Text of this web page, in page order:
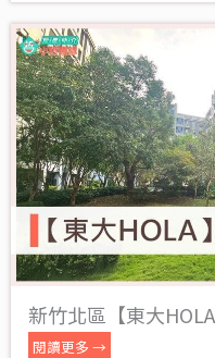
新竹北區【東大
閱讀更多 →